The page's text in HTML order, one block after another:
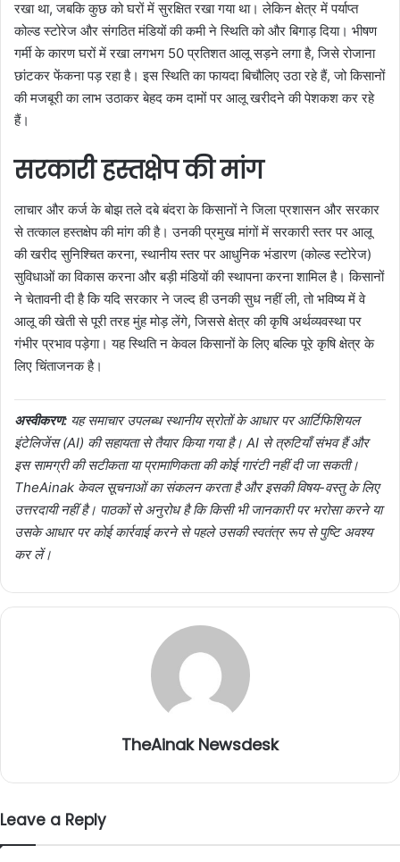
रखा था, जबकि कुछ को घरों में सुरक्षित रखा गया था। लेकिन क्षेत्र में पर्याप्त
कोल्ड स्टोरेज और संगठित मंडियों की कमी ने स्थिति को और बिगाड़ दिया। भीषण
गर्मी के कारण घरों में रखा लगभग 50 प्रतिशत आलू सड़ने लगा है, जिसे रोजाना
छांटकर फेंकना पड़ रहा है। इस स्थिति का फायदा बिचौलिए उठा रहे हैं, जो किसानों
की मजबूरी का लाभ उठाकर बेहद कम दामों पर आलू खरीदने की पेशकश कर रहे
हैं।
सरकारी हस्तक्षेप की मांग
लाचार और कर्ज के बोझ तले दबे बंदरा के किसानों ने जिला प्रशासन और सरकार
से तत्काल हस्तक्षेप की मांग की है। उनकी प्रमुख मांगों में सरकारी स्तर पर आलू
की खरीद सुनिश्चित करना, स्थानीय स्तर पर आधुनिक भंडारण (कोल्ड स्टोरेज)
सुविधाओं का विकास करना और बड़ी मंडियों की स्थापना करना शामिल है। किसानों
ने चेतावनी दी है कि यदि सरकार ने जल्द ही उनकी सुध नहीं ली, तो भविष्य में वे
आलू की खेती से पूरी तरह मुंह मोड़ लेंगे, जिससे क्षेत्र की कृषि अर्थव्यवस्था पर
गंभीर प्रभाव पड़ेगा। यह स्थिति न केवल किसानों के लिए बल्कि पूरे कृषि क्षेत्र के
लिए चिंताजनक है।
अस्वीकरण: यह समाचार उपलब्ध स्थानीय स्रोतों के आधार पर आर्टिफिशियल
इंटेलिजेंस (AI) की सहायता से तैयार किया गया है। AI से त्रुटियाँ संभव हैं और
इस सामग्री की सटीकता या प्रामाणिकता की कोई गारंटी नहीं दी जा सकती।
TheAinak केवल सूचनाओं का संकलन करता है और इसकी विषय-वस्तु के लिए
उत्तरदायी नहीं है। पाठकों से अनुरोध है कि किसी भी जानकारी पर भरोसा करने या
उसके आधार पर कोई कार्रवाई करने से पहले उसकी स्वतंत्र रूप से पुष्टि अवश्य
कर लें।
TheAinak Newsdesk
Leave a Reply